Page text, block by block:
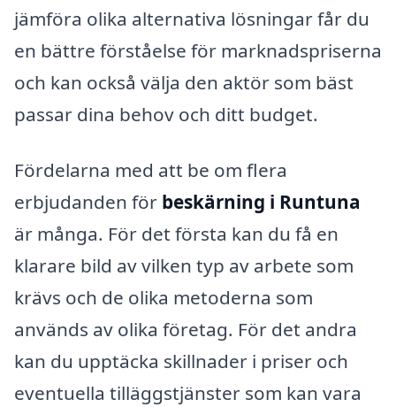
jämföra olika alternativa lösningar får du
en bättre förståelse för marknadspriserna
och kan också välja den aktör som bäst
passar dina behov och ditt budget.
Fördelarna med att be om flera
erbjudanden för beskärning i Runtuna
är många. För det första kan du få en
klarare bild av vilken typ av arbete som
krävs och de olika metoderna som
används av olika företag. För det andra
kan du upptäcka skillnader i priser och
eventuella tilläggstjänster som kan vara